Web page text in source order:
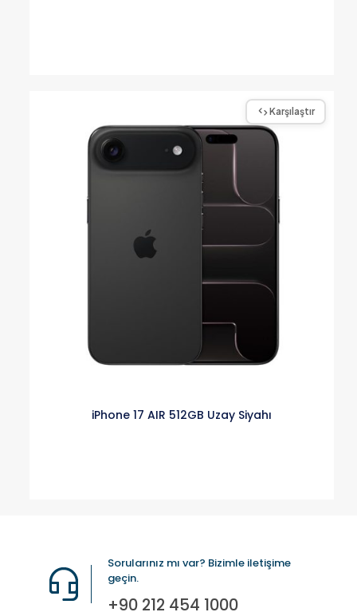
Karşılaştır
iPhone 17 AIR 512GB Uzay Siyahı
Sorularınız mı var? Bizimle iletişime
geçin.
+90 212 454 1000